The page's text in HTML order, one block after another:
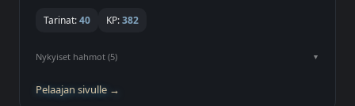
Tarinat:40 KP:382
Nykyiset hahmot (5)
Pelaajan sivulle →